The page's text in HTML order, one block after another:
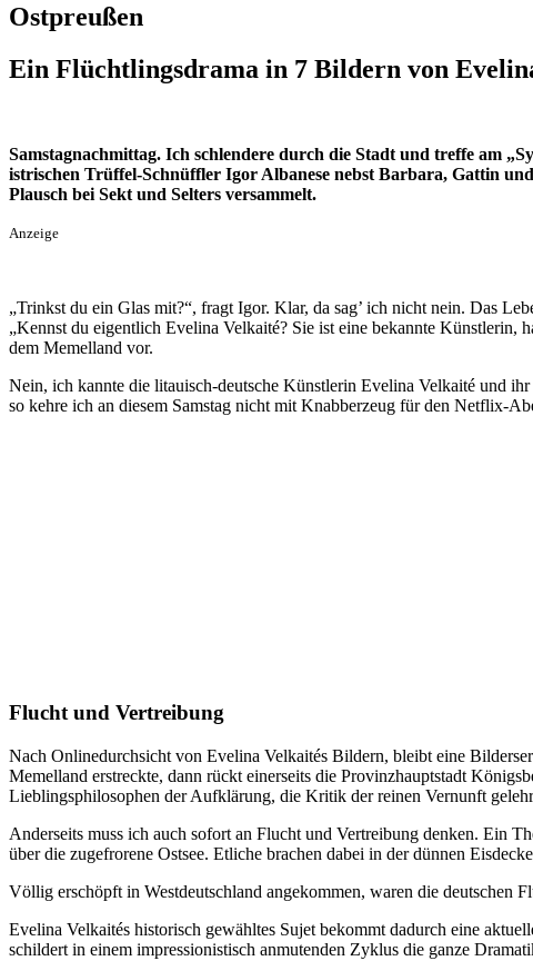
Ostpreußen
Ein Flüchtlingsdrama in 7 Bildern von
Samstagnachmittag. Ich schlendere durch die Stadt und treffe am
istrischen Trüffel-Schnüffler Igor Albanese nebst Barbara, Gattin
Plausch bei Sekt und Selters versammelt.
Anzeige
„Trinkst du ein Glas mit?“, fragt Igor. Klar, da sag’ ich nicht nein. Das
„Kennst du eigentlich Evelina Velkaité? Sie ist eine bekannte Künstlerin,
dem Memelland vor.
Nein, ich kannte die litauisch-deutsche Künstlerin Evelina Velkaité und
so kehre ich an diesem Samstag nicht mit Knabberzeug für den Netflix-
Flucht und Vertreibung
Nach Onlinedurchsicht von Evelina Velkaités Bildern, bleibt eine
Memelland erstreckte, dann rückt einerseits die Provinzhauptstadt
Lieblingsphilosophen der Aufklärung, die Kritik der reinen Vernunft
Anderseits muss ich auch sofort an Flucht und Vertreibung denken. Ein
über die zugefrorene Ostsee. Etliche brachen dabei in der dünnen
Völlig erschöpft in Westdeutschland angekommen, waren die deutschen
Evelina Velkaités historisch gewähltes Sujet bekommt dadurch eine
schildert in einem impressionistisch anmutenden Zyklus die ganze